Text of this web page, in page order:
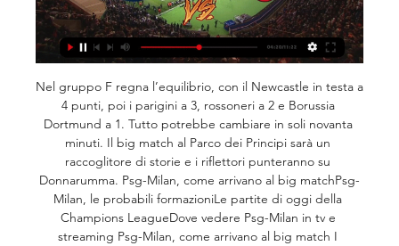
Nel gruppo F regna l’equilibrio, con il Newcastle in testa a
4 punti, poi i parigini a 3, rossoneri a 2 e Borussia
Dortmund a 1. Tutto potrebbe cambiare in soli novanta
minuti. Il big match al Parco dei Principi sarà un
raccoglitore di storie e i riflettori punteranno su
Donnarumma. Psg-Milan, come arrivano al big matchPsg-
Milan, le probabili formazioniLe partite di oggi della
Champions LeagueDove vedere Psg-Milan in tv e
streaming Psg-Milan, come arrivano al big match I